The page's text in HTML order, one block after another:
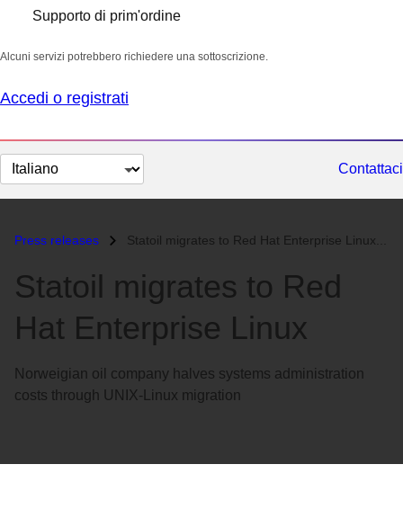
Supporto di prim'ordine
Alcuni servizi potrebbero richiedere una sottoscrizione.
Accedi o registrati
Cambia
lingua
Contattaci
Press releases Statoil migrates to Red Hat Enterprise Linux...
Statoil migrates to Red
Hat Enterprise Linux
Norweigian oil company halves systems administration
costs through UNIX-Linux migration